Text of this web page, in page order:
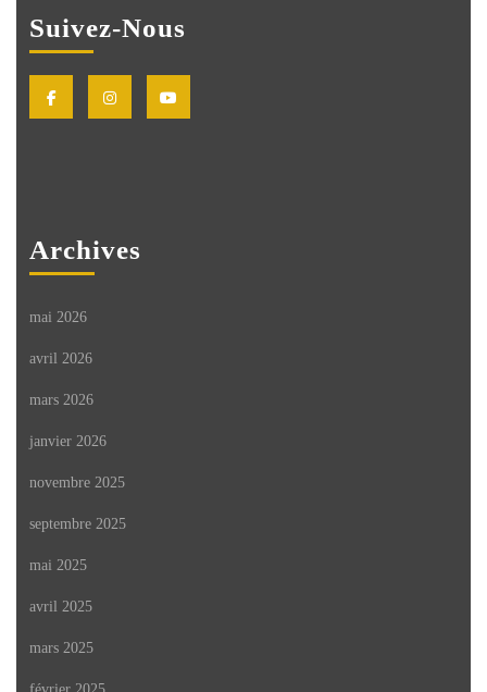
Suivez-Nous
Facebook Instagram
Archives
mai 2026
avril 2026
mars 2026
janvier 2026
novembre 2025
septembre 2025
mai 2025
avril 2025
mars 2025